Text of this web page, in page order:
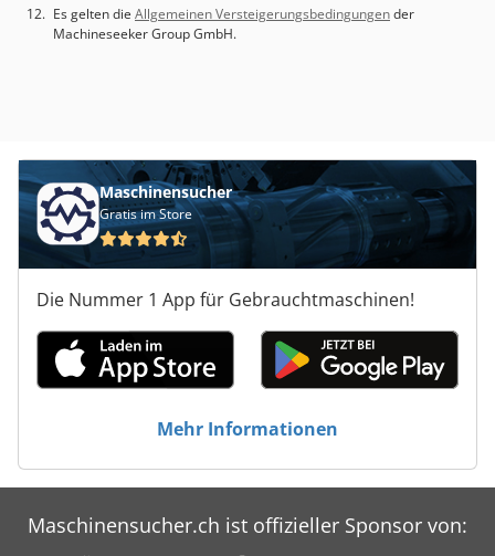
Es gelten die Allgemeinen Versteigerungsbedingungender
Machineseeker Group GmbH.
Maschinensucher
Gratis im Store
Die Nummer 1 App für Gebrauchtmaschinen!
Mehr Informationen
Maschinensucher.ch ist offizieller Sponsor von: